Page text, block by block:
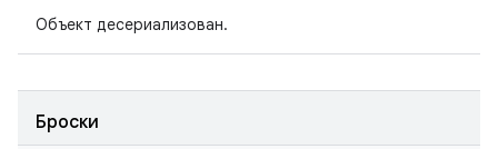
Объект десериализован.
Броски